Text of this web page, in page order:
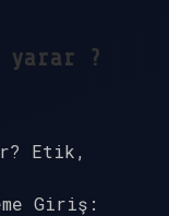
?
Etik,
Giriş: